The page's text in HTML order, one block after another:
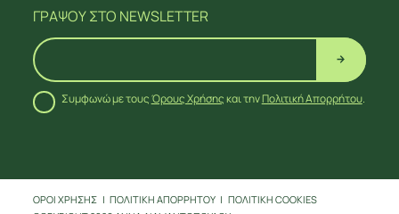
ΑΚΟΛΟΥΘΗΣΕ ΜΕΣΤΑ SOCIAL MEDIA
ΓΡΑΨΟΥΣΤΟ NEWSLETTER
Συμφωνώ με τουςΌρους Χρήσηςκαι τηνΠολιτική Απορρήτου.
ΟΡΟΙ ΧΡΗΣΗΣ ΠΟΛΙΤΙΚΗ ΑΠΟΡΡΗΤΟΥ ΠΟΛΙΤΙΚΗ COOKIES